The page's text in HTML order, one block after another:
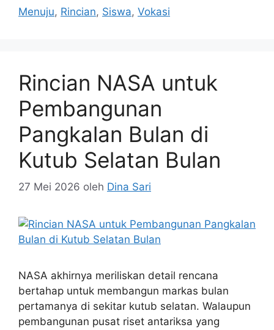
Menuju, Rincian, Siswa, Vokasi
Rincian NASA untuk
Pembangunan
Pangkalan Bulan di
Kutub Selatan Bulan
27 Mei 2026 oleh Dina Sari
NASA akhirnya meriliskan detail rencana
bertahap untuk membangun markas bulan
pertamanya di sekitar kutub selatan. Walaupun
pembangunan pusat riset antariksa yang